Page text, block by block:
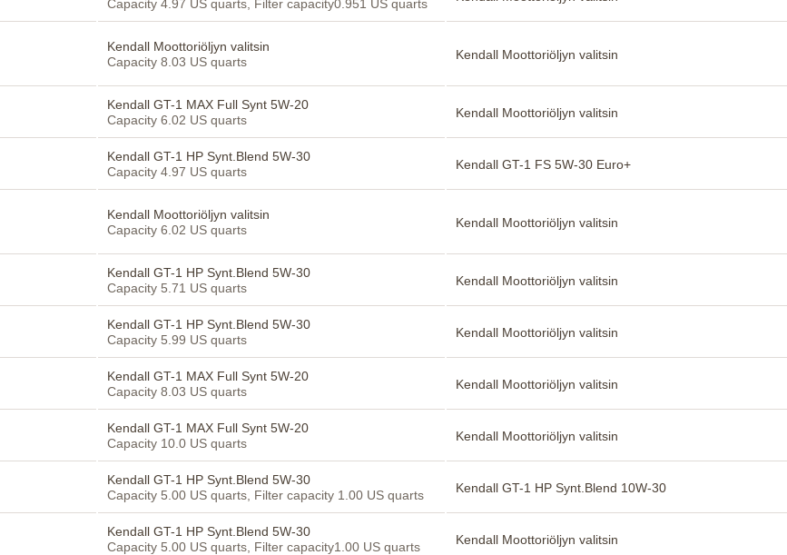
Capacity 4.97 US quarts, Filter capacity0.951 US quarts
Kendall Moottoriöljyn valitsin
Capacity 8.03 US quarts
Kendall Moottoriöljyn valitsin
Kendall GT-1 MAX Full Synt 5W-20
Capacity 6.02 US quarts
Kendall Moottoriöljyn valitsin
Kendall GT-1 HP Synt.Blend 5W-30
Capacity 4.97 US quarts
Kendall GT-1 FS 5W-30 Euro+
Kendall Moottoriöljyn valitsin
Capacity 6.02 US quarts
Kendall Moottoriöljyn valitsin
Kendall GT-1 HP Synt.Blend 5W-30
Capacity 5.71 US quarts
Kendall Moottoriöljyn valitsin
Kendall GT-1 HP Synt.Blend 5W-30
Capacity 5.99 US quarts
Kendall Moottoriöljyn valitsin
Kendall GT-1 MAX Full Synt 5W-20
Capacity 8.03 US quarts
Kendall Moottoriöljyn valitsin
Kendall GT-1 MAX Full Synt 5W-20
Capacity 10.0 US quarts
Kendall Moottoriöljyn valitsin
Kendall GT-1 HP Synt.Blend 5W-30
Capacity 5.00 US quarts, Filter capacity 1.00 US quarts
Kendall GT-1 HP Synt.Blend 10W-30
Kendall GT-1 HP Synt.Blend 5W-30
Capacity 5.00 US quarts, Filter capacity1.00 US quarts
Kendall Moottoriöljyn valitsin